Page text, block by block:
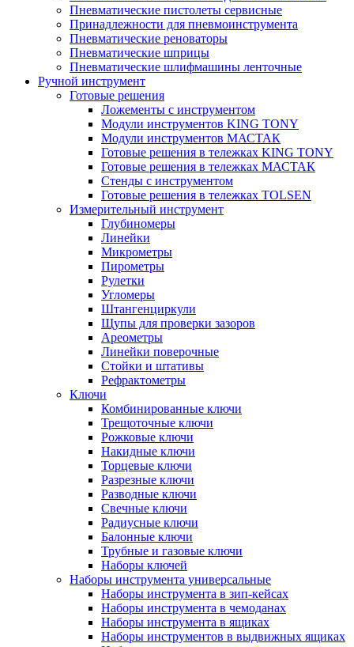
Пневматические пистолеты сервисные
Принадлежности для пневмоинструмента
Пневматические реноваторы
Пневматические шприцы
Пневматические шлифмашины ленточные
Ручной инструмент
Готовые решения
Ложементы с инструментом
Модули инструментов KING TONY
Модули инструментов МАСТАК
Готовые решения в тележках KING TONY
Готовые решения в тележках МАСТАК
Стенды с инструментом
Готовые решения в тележках TOLSEN
Измерительный инструмент
Глубиномеры
Линейки
Микрометры
Пирометры
Рулетки
Угломеры
Штангенциркули
Щупы для проверки зазоров
Ареометры
Линейки поверочные
Стойки и штативы
Рефрактометры
Ключи
Комбинированные ключи
Трещоточные ключи
Рожковые ключи
Накидные ключи
Торцевые ключи
Разрезные ключи
Разводные ключи
Свечные ключи
Радиусные ключи
Балонные ключи
Трубные и газовые ключи
Наборы ключей
Наборы инструмента универсальные
Наборы инструмента в зип-кейсах
Наборы инструмента в чемоданах
Наборы инструмента в ящиках
Наборы инструментов в выдвижных ящиках